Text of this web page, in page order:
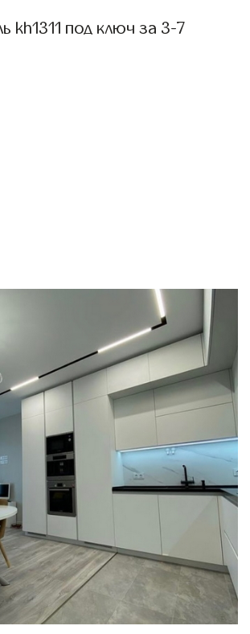
kh1311 под ключ за 3-7